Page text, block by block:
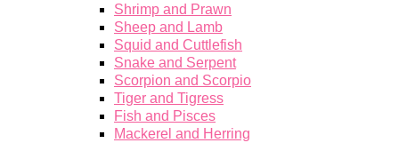
Shrimp and Prawn
Sheep and Lamb
Squid and Cuttlefish
Snake and Serpent
Scorpion and Scorpio
Tiger and Tigress
Fish and Pisces
Mackerel and Herring